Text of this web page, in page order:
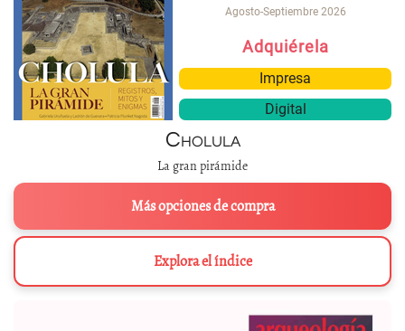
Agosto-Septiembre 2026
Adquiérela
Impresa
Digital
Cholula
La gran pirámide
Más opciones de compra
Explora el índice